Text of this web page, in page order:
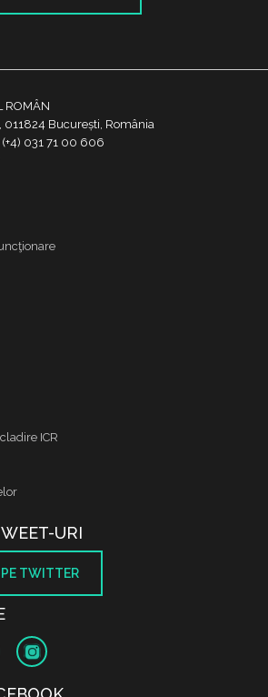
ROMÂN
București, România
(+4) 031 71 00 606
ICR
URI
TWITTER